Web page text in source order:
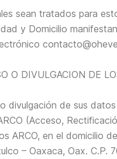
sean tratados para
y Domicilio
DIVULGACION DE
divulgación de sus
(Acceso,
ARCO, en el domicilio
– Oaxaca, Oax. C.P.